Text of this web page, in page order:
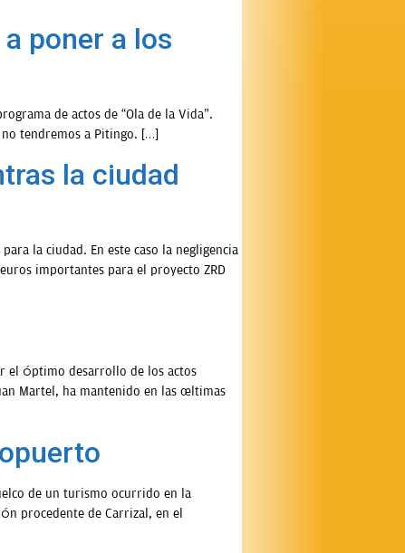
poner a los
de actos de “Ola de la Vida”.
tendremos a Pitingo. […]
la ciudad
la ciudad. En este caso la negligencia
importantes para el proyecto ZRD
el óptimo desarrollo de los actos
Martel, ha mantenido en las últimas
de un turismo ocurrido en la
procedente de Carrizal, en el